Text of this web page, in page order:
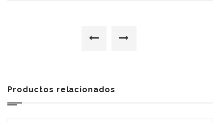
Productos relacionados